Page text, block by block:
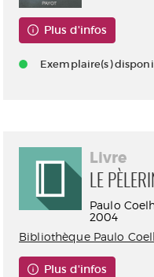
Plus d'infos
Exemplaire(s)
Livre
LE
Paulo
2004
Bibliothèque Paulo
Plus d'infos